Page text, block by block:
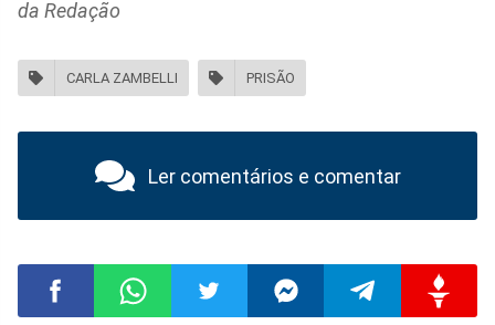
da Redação
CARLA ZAMBELLI PRISÃO
Ler comentários e comentar